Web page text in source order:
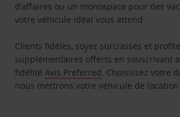
d’affaires ou un monospace pour des
votre véhicule idéal vous attend.
Clients fidèles, soyez surclassés et
supplémentaires offerts en souscrivant
fidélitéAvis Preferred. Choisissez votre
nous mettrons votre véhicule de